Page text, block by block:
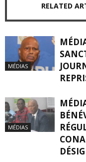
RELATED
MÉDIAS
MÉDIAS